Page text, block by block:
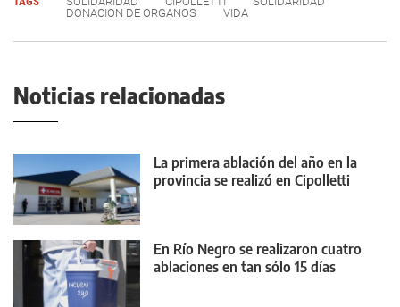
DONACION DE ORGANOS
VIDA
Noticias relacionadas
La primera ablación del año en la
provincia se realizó en Cipolletti
En Río Negro se realizaron cuatro
ablaciones en tan sólo 15 días